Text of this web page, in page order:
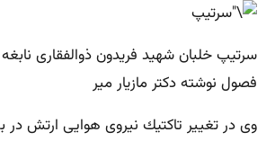
سرتیپ خلبان شهید فریدون ذوالفقاری
فصول نوشته دکتر مازیار میر
وی در تغییر تاكتیك نیروی هوایی ارتش در